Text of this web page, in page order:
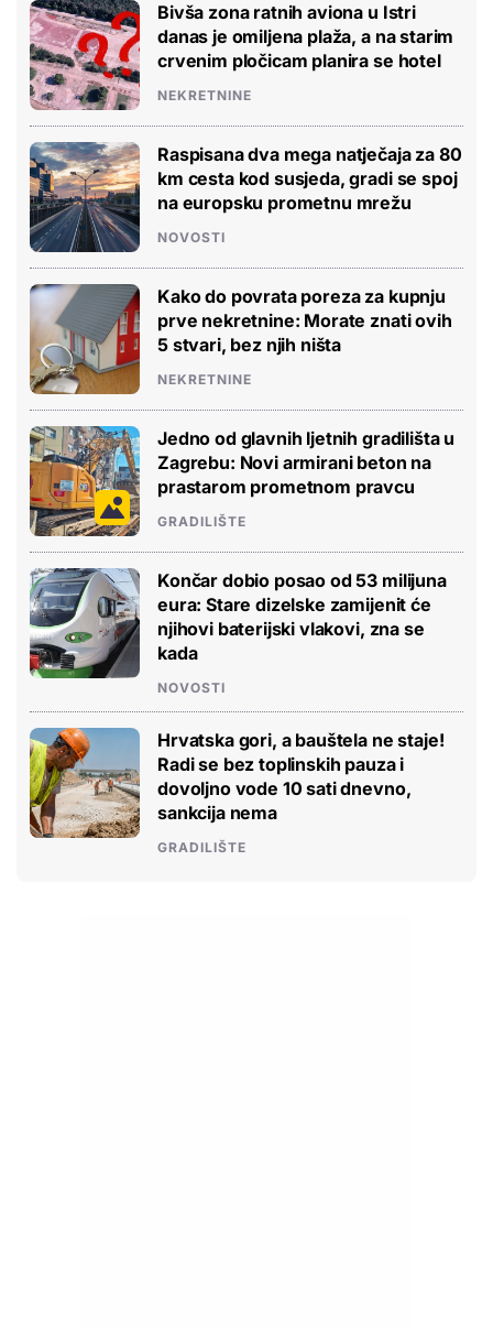
Bivša zona ratnih aviona u Istri
danas je omiljena plaža, a na starim
crvenim pločicam planira se hotel
NEKRETNINE
Raspisana dva mega natječaja za 80
km cesta kod susjeda, gradi se spoj
na europsku prometnu mrežu
NOVOSTI
Kako do povrata poreza za kupnju
prve nekretnine: Morate znati ovih
5 stvari, bez njih ništa
NEKRETNINE
Jedno od glavnih ljetnih gradilišta u
Zagrebu: Novi armirani beton na
prastarom prometnom pravcu
GRADILIŠTE
Končar dobio posao od 53 milijuna
eura: Stare dizelske zamijenit će
njihovi baterijski vlakovi, zna se
kada
NOVOSTI
Hrvatska gori, a bauštela ne staje!
Radi se bez toplinskih pauza i
dovoljno vode 10 sati dnevno,
sankcija nema
GRADILIŠTE